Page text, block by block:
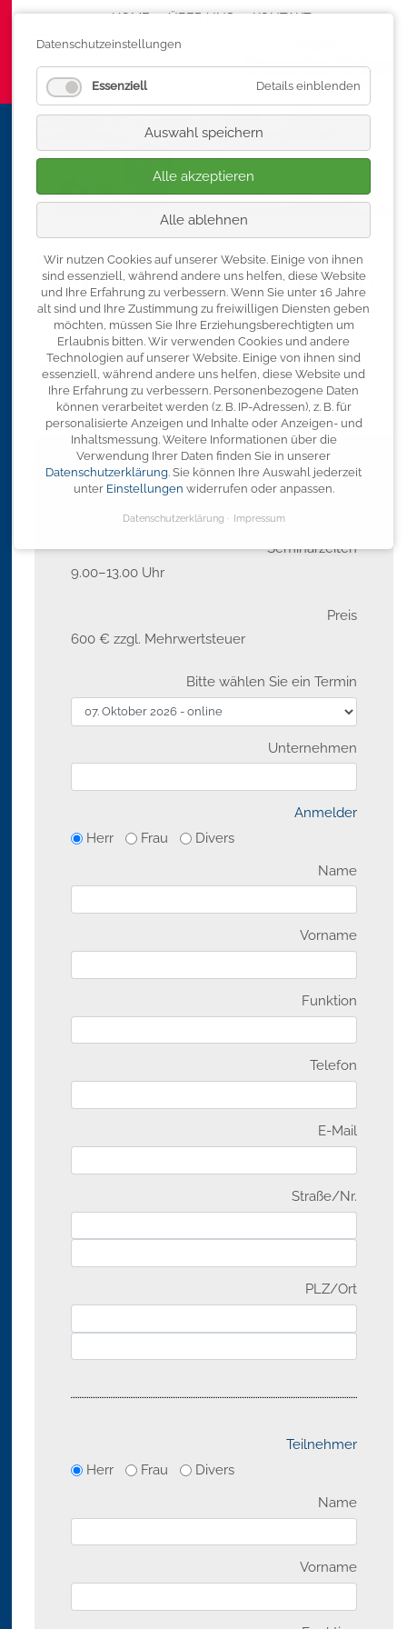
Navigation überspringen
HOME ÜBER UNS KONTAKT
Anmeldung zum Seminar
„Arbeitsrecht - Grundlagen
für Führungskräfte“
Alle Angaben werden verschlüsselt übertragen und vertraulich
behandelt. Ihre Anmelde- bzw. Reservierungsbestätigung
erhalten Sie umgehend per E-Mail.
Ausgewähltes Seminar
Seminarzeiten
9.00–13.00 Uhr
Preis
600 € zzgl. Mehrwertsteuer
Bitte wählen Sie ein Termin
Unternehmen
Anmelder
Herr
Frau
Divers
Name
Vorname
Funktion
Telefon
E-Mail
Straße/Nr.
PLZ/Ort
Teilnehmer
Herr
Frau
Divers
Name
Vorname
Datenschutzeinstellungen
Essenziell Details einblenden
Auswahl speichern
Alle akzeptieren
Alle ablehnen
Wir nutzen Cookies auf unserer Website. Einige von ihnen
sind essenziell, während andere uns helfen, diese Website
und Ihre Erfahrung zu verbessern. Wenn Sie unter 16 Jahre
alt sind und Ihre Zustimmung zu freiwilligen Diensten geben
möchten, müssen Sie Ihre Erziehungsberechtigten um
Erlaubnis bitten. Wir verwenden Cookies und andere
Technologien auf unserer Website. Einige von ihnen sind
essenziell, während andere uns helfen, diese Website und
Ihre Erfahrung zu verbessern. Personenbezogene Daten
können verarbeitet werden (z. B. IP-Adressen), z. B. für
personalisierte Anzeigen und Inhalte oder Anzeigen- und
Inhaltsmessung. Weitere Informationen über die
Verwendung Ihrer Daten finden Sie in unserer
Datenschutzerklärung. Sie können Ihre Auswahl jederzeit
unter Einstellungen widerrufen oder anpassen.
Datenschutzerklärung Impressum